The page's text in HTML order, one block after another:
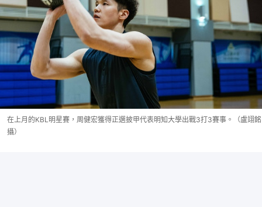
在上月的KBL明星賽，周健宏獲得正選披甲代表明知大學出戰3打3賽事。（盧翊銘
攝）